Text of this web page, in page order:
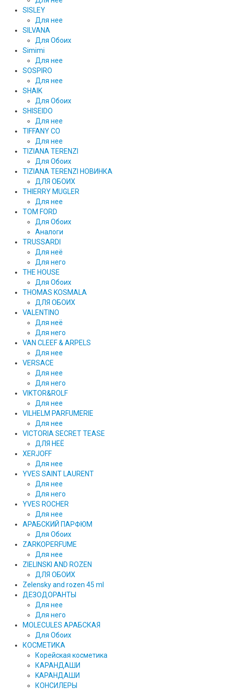
SISLEY
Для нее
SILVANA
Для Обоих
Simimi
Для нее
SOSPIRO
Для нее
SHAIK
Для Обоих
SHISEIDO
Для нее
TIFFANY CO
Для нее
TIZIANA TERENZI
Для Обоих
TIZIANA TERENZI НОВИНКА
ДЛЯ ОБОИХ
THIERRY MUGLER
Для нее
TOM FORD
Для Обоих
Аналоги
TRUSSARDI
Для неё
Для него
THE HOUSE
Для Обоих
THOMAS KOSMALA
ДЛЯ ОБОИХ
VALENTINO
Для неё
Для него
VAN CLEEF & ARPELS
Для нее
VERSACE
Для нее
Для него
VIKTOR&ROLF
Для нее
VILHELM PARFUMERIE
Для нее
VICTORIA SECRET TEASE
ДЛЯ НЕЁ
XERJOFF
Для нее
YVES SAINT LAURENT
Для нее
Для него
YVES ROCHER
Для нее
АРАБСКИЙ ПАРФЮМ
Для Обоих
ZARKOPERFUME
Для нее
ZIELINSKI AND ROZEN
ДЛЯ ОБОИХ
Zelensky and rozen 45 ml
ДЕЗОДОРАНТЫ
Для нее
Для него
MOLECULES АРАБСКАЯ
Для Обоих
КОСМЕТИКА
Корейская косметика
КАРАНДAШИ
KAPAHДАШИ
КОНСИЛЕРЫ